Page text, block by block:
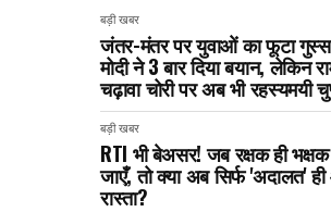
बड़ी खबर
जंतर-मंतर पर युवाओं का फूटा
मोदी ने 3 बार दिया बयान, लेकिन
चढ़ावा चोरी पर अब भी रहस्यमयी
बड़ी खबर
RTI भी बेअसर! जब रक्षक ही
जाएँ, तो क्या अब सिर्फ 'अदालत'
रास्ता?